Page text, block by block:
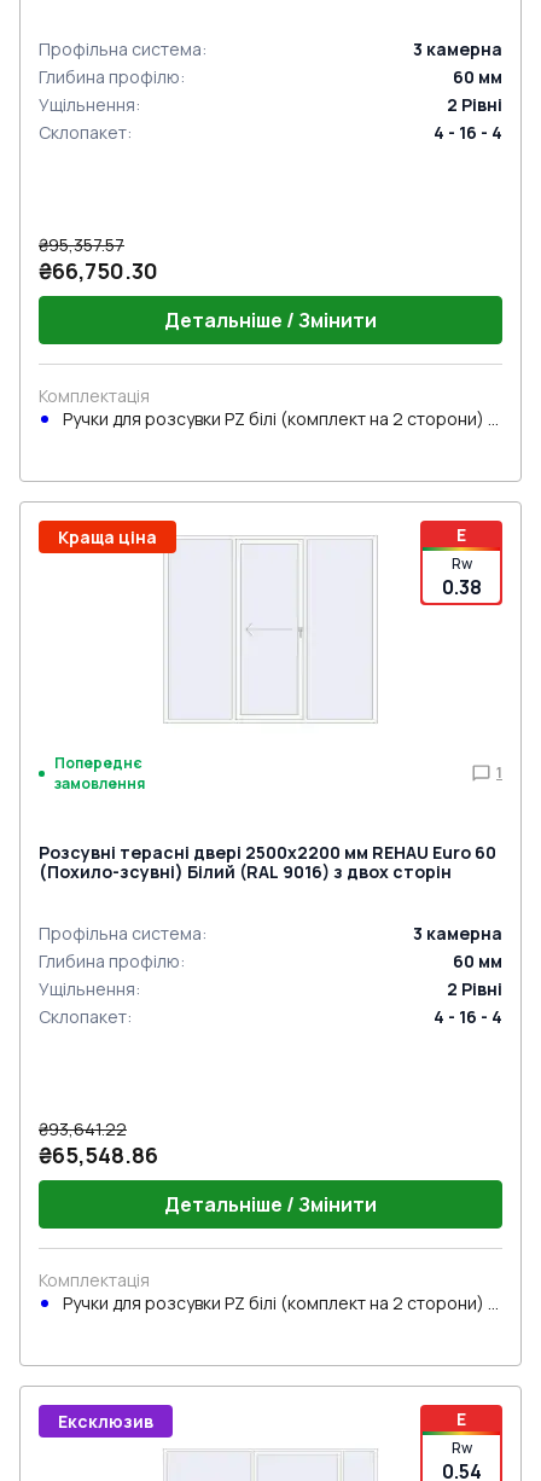
Профільна система: 3 камерна
Глибина профілю: 60 мм
Ущільнення: 2 Рівні
Склопакет: 4 - 16 - 4
₴95,357.57
₴66,750.30
Детальніше / Змінити
Комплектація
Ручки для розсувки PZ білі (комплект на 2 сторони) з
E
Rw
0.38
Краща ціна
Попереднє
замовлення
1
Розсувні терасні двері 2500x2200 мм REHAU Euro 60
(Похило-зсувні) Білий (RAL 9016) з двох сторін
Профільна система: 3 камерна
Глибина профілю: 60 мм
Ущільнення: 2 Рівні
Склопакет: 4 - 16 - 4
₴93,641.22
₴65,548.86
Детальніше / Змінити
Комплектація
Ручки для розсувки PZ білі (комплект на 2 сторони) з
E
Rw
0.54
Ексклюзив